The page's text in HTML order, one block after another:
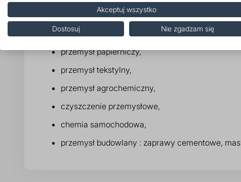
przemysł farb i lakierów,
oczyszczalnie ścieków,
przemysł papierniczy,
przemysł tekstylny,
przemysł agrochemiczny,
czyszczenie przemysłowe,
chemia samochodowa,
przemysł budowlany : zaprawy cementowe,
Akceptuj wszystko
Dostosuj Nie zgadzam się